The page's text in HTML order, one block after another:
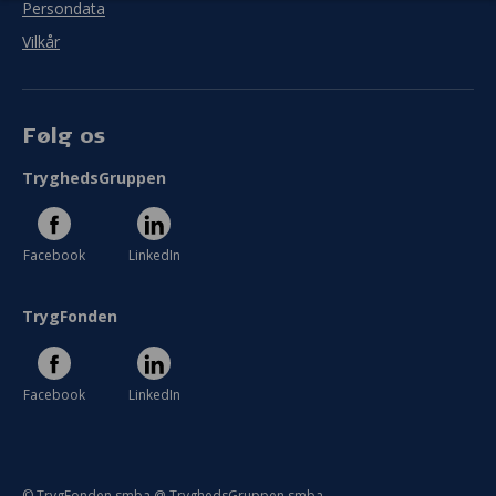
Persondata
Vilkår
Følg os
TryghedsGruppen
Facebook LinkedIn
TrygFonden
Facebook LinkedIn